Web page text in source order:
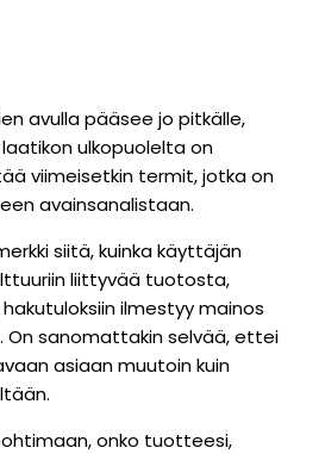
avulla pääsee jo pitkälle,
ulkopuolelta on
viimeisetkin termit, jotka on
avainsanalistaan.
siitä, kuinka käyttäjän
liittyvää tuotosta,
ilmestyy mainos
On sanomattakin selvää, ettei
asiaan muutoin kuin
onko tuotteesi,